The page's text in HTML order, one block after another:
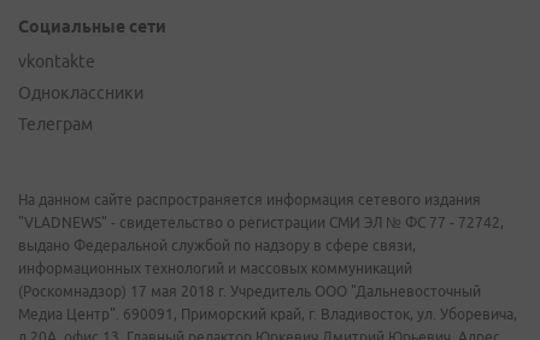
Социальные сети
vkontakte
Одноклассники
Телеграм
На данном сайте распространяется информация сетевого издания
"VLADNEWS" - свидетельство о регистрации СМИ ЭЛ № ФС 77 - 72742,
выдано Федеральной службой по надзору в сфере связи,
информационных технологий и массовых коммуникаций
(Роскомнадзор) 17 мая 2018 г. Учредитель ООО "Дальневосточный
Медиа Центр". 690091, Приморский край, г. Владивосток, ул. Уборевича,